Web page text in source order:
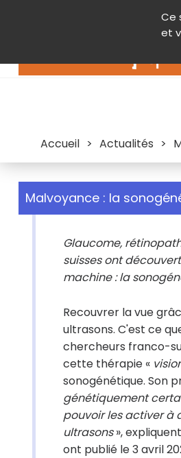
Ce
et
Contenu
Accueil > Actualités >
Malvoyance : la
Glaucome,
suisses ont
machine : la
Recouvrer la vue
ultrasons. C'est ce
chercheurs franco-
cette thérapie «
sonogénétique. Son
génétiquement
pouvoir les activer à
ultrasons»,
ont publié le 3 avril